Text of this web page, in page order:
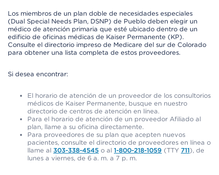
Los miembros de un plan doble de necesidades especiales
(Dual Special Needs Plan, DSNP) de Pueblo deben elegir un
médico de atención primaria que esté ubicado dentro de un
edificio de oficinas médicas de Kaiser Permanente (KP).
Consulte el directorio impreso de Medicare del sur de Colorado
para obtener una lista completa de estos proveedores.
Si desea encontrar:
El horario de atención de un proveedor de los consultorios
médicos de Kaiser Permanente, busque en nuestro
directorio de centros de atención en línea.
Para el horario de atención de un proveedor Afiliado al
plan, llame a su oficina directamente.
Para proveedores de su plan que acepten nuevos
pacientes, consulte el directorio de proveedores en línea o
llame al 303-338-4545 o al 1-800-218-1059 (TTY 711), de
lunes a viernes, de 6 a. m. a 7 p. m.